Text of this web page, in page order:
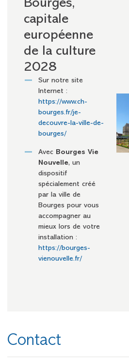
Bourges,
capitale
européenne
de la culture
2028
Sur notre site
Internet :
https://www.ch-
bourges.fr/je-
decouvre-la-ville-de-
bourges/
Avec
Bourges Vie
Nouvelle, un
dispositif
spécialement créé
par la ville de
Bourges pour vous
accompagner au
mieux lors de votre
installation :
https://bourges-
vienouvelle.fr/
Contact